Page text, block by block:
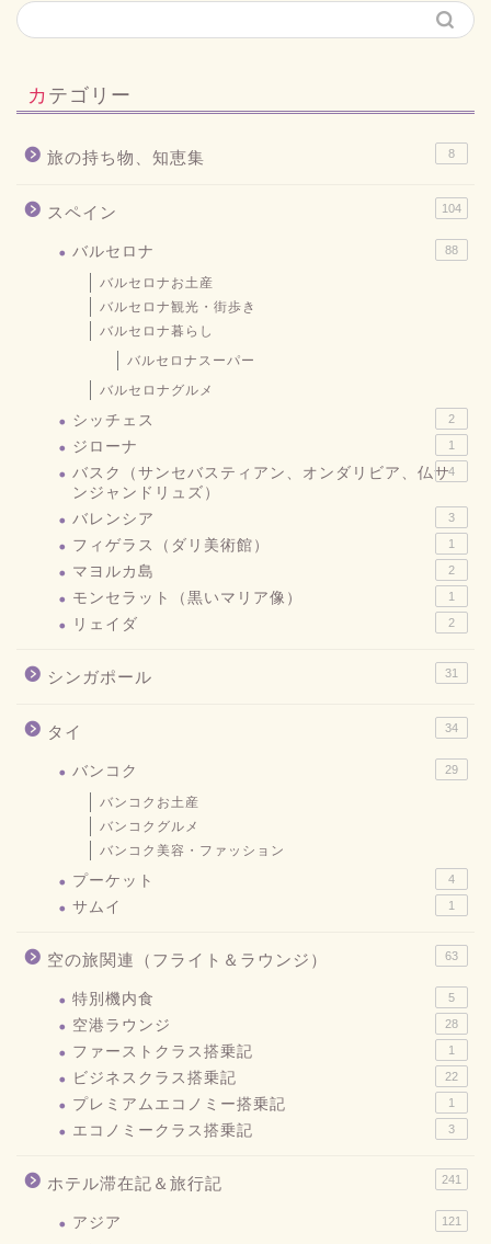
カテゴリー
旅の持ち物、知恵集 8
スペイン 104
バルセロナ 88
バルセロナお土産
バルセロナ観光・街歩き
バルセロナ暮らし
バルセロナスーパー
バルセロナグルメ
シッチェス 2
ジローナ 1
バスク（サンセバスティアン、オンダリビア、仏サ
ンジャンドリュズ）
4
バレンシア 3
フィゲラス（ダリ美術館） 1
マヨルカ島 2
モンセラット（黒いマリア像） 1
リェイダ 2
シンガポール 31
タイ 34
バンコク 29
バンコクお土産
バンコクグルメ
バンコク美容・ファッション
プーケット 4
サムイ 1
空の旅関連（フライト＆ラウンジ） 63
特別機内食 5
空港ラウンジ 28
ファーストクラス搭乗記 1
ビジネスクラス搭乗記 22
プレミアムエコノミー搭乗記 1
エコノミークラス搭乗記 3
ホテル滞在記＆旅行記 241
アジア 121